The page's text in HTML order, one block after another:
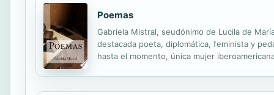
Poemas
Gabriela Mistral, seudónimo de Lucila de
destacada poeta, diplomática, feminista y
hasta el momento, única mujer